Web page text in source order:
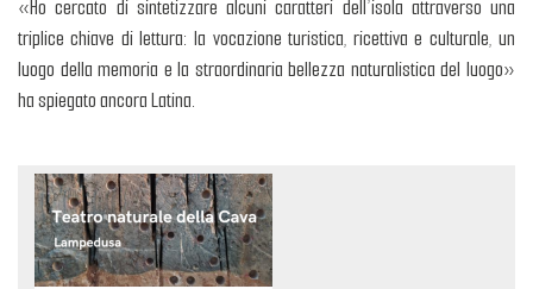
«Ho cercato di sintetizzare alcuni caratteri dell’isola attraverso una
triplice chiave di lettura: la vocazione turistica, ricettiva e culturale, un
luogo della memoria e la straordinaria bellezza naturalistica del luogo»
ha spiegato ancora Latina.